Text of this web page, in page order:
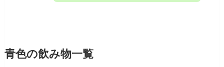
青色の飲み物一覧